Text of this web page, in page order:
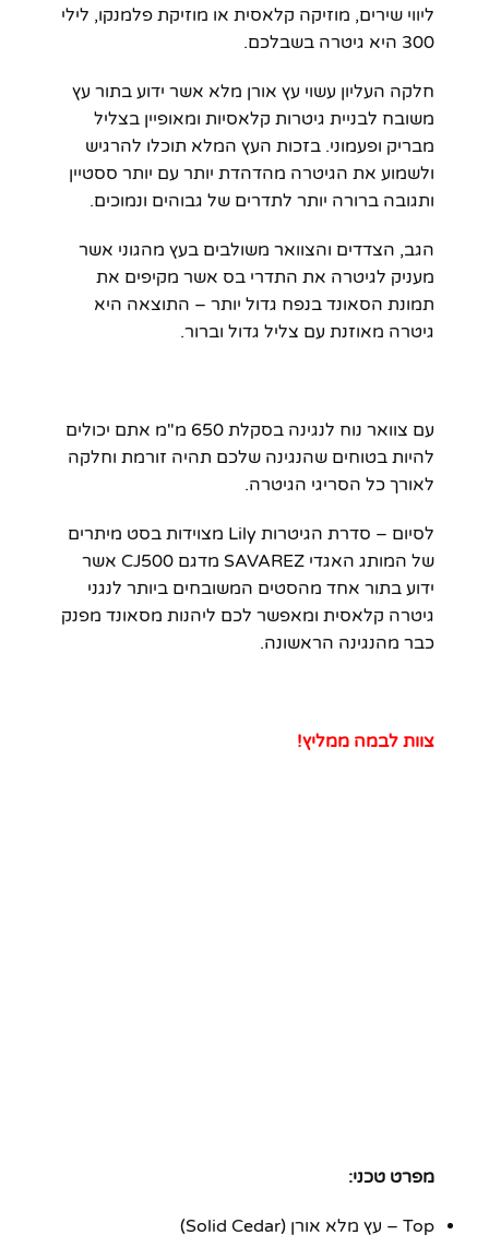
ליווי שירים, מוזיקה קלאסית או מוזיקת פלמנקו, לילי
300 היא גיטרה בשבלכם.
חלקה העליון עשוי עץ אורן מלא אשר ידוע בתור עץ
משובח לבניית גיטרות קלאסיות ומאופיין בצליל
מבריק ופעמוני. בזכות העץ המלא תוכלו להרגיש
ולשמוע את הגיטרה מהדהדת יותר עם יותר ססטיין
ותגובה ברורה יותר לתדרים של גבוהים ונמוכים.
הגב, הצדדים והצוואר משולבים בעץ מהגוני אשר
מעניק לגיטרה את התדרי בס אשר מקיפים את
תמונת הסאונד בנפח גדול יותר – התוצאה היא
גיטרה מאוזנת עם צליל גדול וברור.
עם צוואר נוח לנגינה בסקלת 650 מ"מ אתם יכולים
להיות בטוחים שהנגינה שלכם תהיה זורמת וחלקה
לאורך כל הסריגי הגיטרה.
לסיום – סדרת הגיטרות Lily מצוידות בסט מיתרים
של המותג האגדי SAVAREZ מדגם CJ500 אשר
ידוע בתור אחד מהסטים המשובחים ביותר לנגני
גיטרה קלאסית ומאפשר לכם ליהנות מסאונד מפנק
כבר מהנגינה הראשונה.
צוות לבמה ממליץ!
מפרט טכני:
Top – עץ מלא אורן (Solid Cedar)